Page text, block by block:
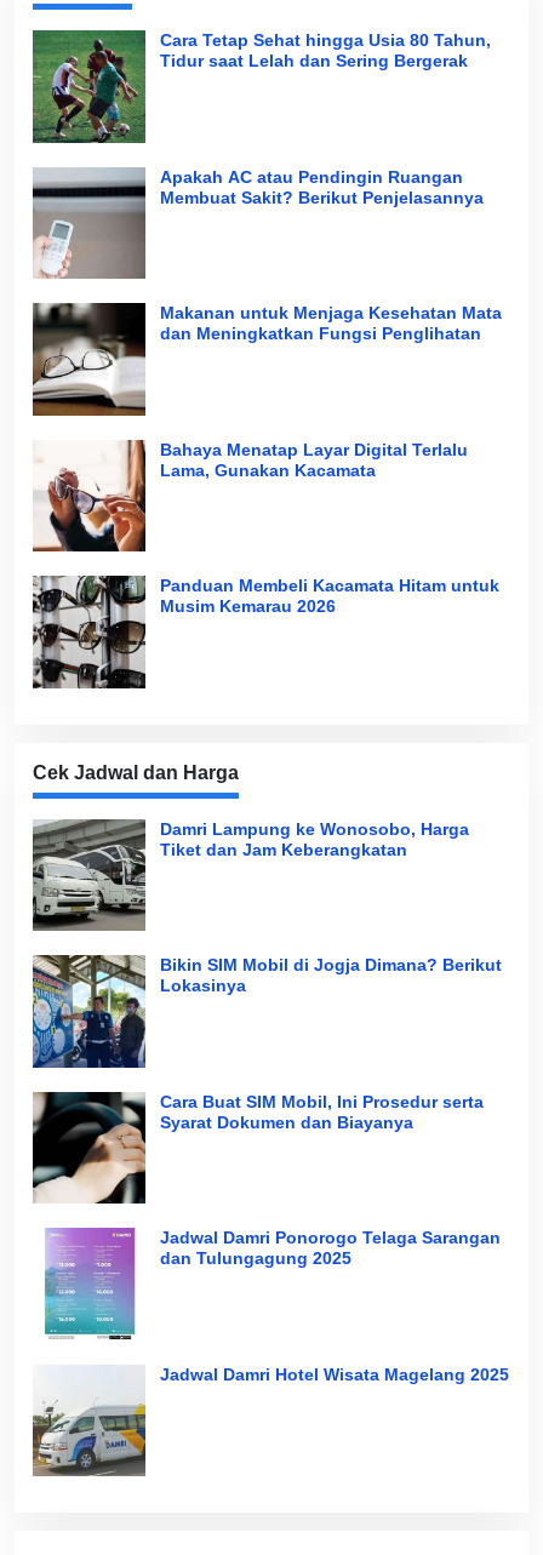
Cara Tetap Sehat hingga Usia 80 Tahun,
Tidur saat Lelah dan Sering Bergerak
Apakah AC atau Pendingin Ruangan
Membuat Sakit? Berikut Penjelasannya
Makanan untuk Menjaga Kesehatan Mata
dan Meningkatkan Fungsi Penglihatan
Bahaya Menatap Layar Digital Terlalu
Lama, Gunakan Kacamata
Panduan Membeli Kacamata Hitam untuk
Musim Kemarau 2026
Cek Jadwal dan Harga
Damri Lampung ke Wonosobo, Harga
Tiket dan Jam Keberangkatan
Bikin SIM Mobil di Jogja Dimana? Berikut
Lokasinya
Cara Buat SIM Mobil, Ini Prosedur serta
Syarat Dokumen dan Biayanya
Jadwal Damri Ponorogo Telaga Sarangan
dan Tulungagung 2025
Jadwal Damri Hotel Wisata Magelang 2025